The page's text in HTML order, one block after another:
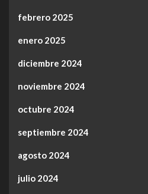
febrero 2025
enero 2025
diciembre 2024
noviembre 2024
octubre 2024
septiembre 2024
agosto 2024
julio 2024